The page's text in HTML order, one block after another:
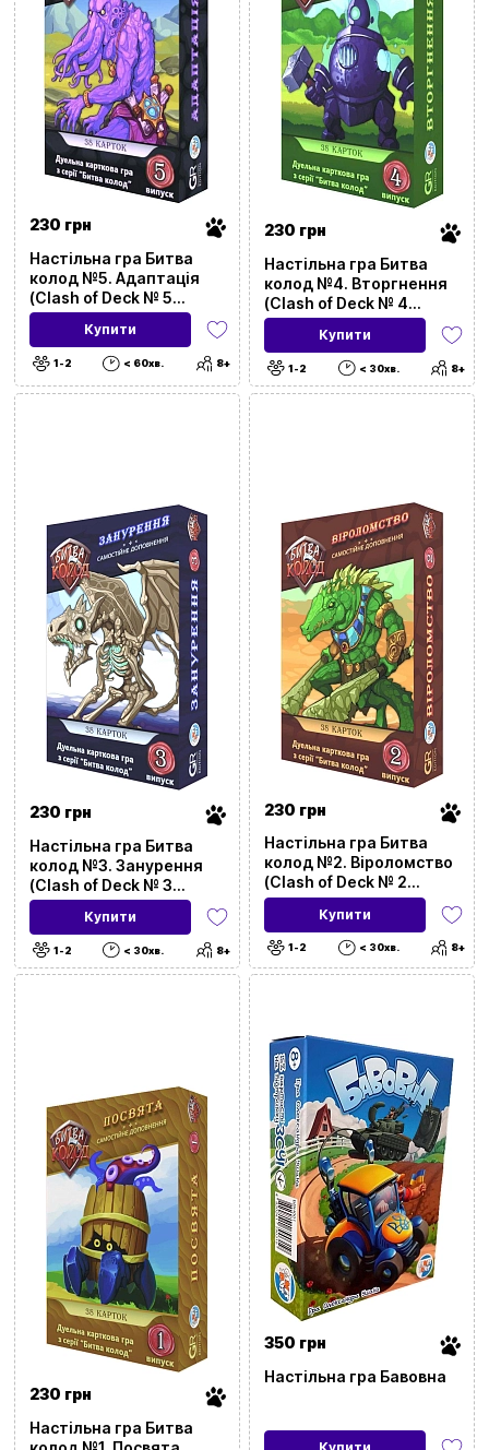
230 грн
Настільна гра Битва
колод №5. Адаптація
(Clash of Deck № 5
Adaptation)
Купити
1-2 < 60хв. 8+
230 грн
Настільна гра Битва
колод №4. Вторгнення
(Clash of Deck № 4
Intrusion)
Купити
1-2 < 30хв. 8+
230 грн
Настільна гра Битва
колод №3. Занурення
(Clash of Deck № 3
Diving)
Купити
1-2 < 30хв. 8+
230 грн
Настільна гра Битва
колод №2. Віроломство
(Clash of Deck № 2
Treachery)
Купити
1-2 < 30хв. 8+
230 грн
Настільна гра Битва
350 грн
Настільна гра Бавовна